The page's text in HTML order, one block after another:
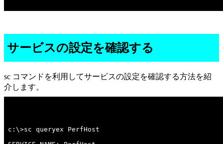
サービスの設定を確認する
sc コマンドを利用してサービスの設定を確認する方法を紹
介します。
c:\>sc queryex PerfHost